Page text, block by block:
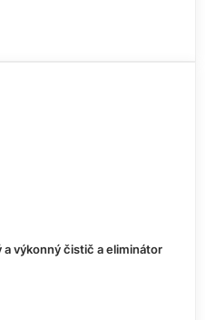
a výkonný čistič a eliminátor